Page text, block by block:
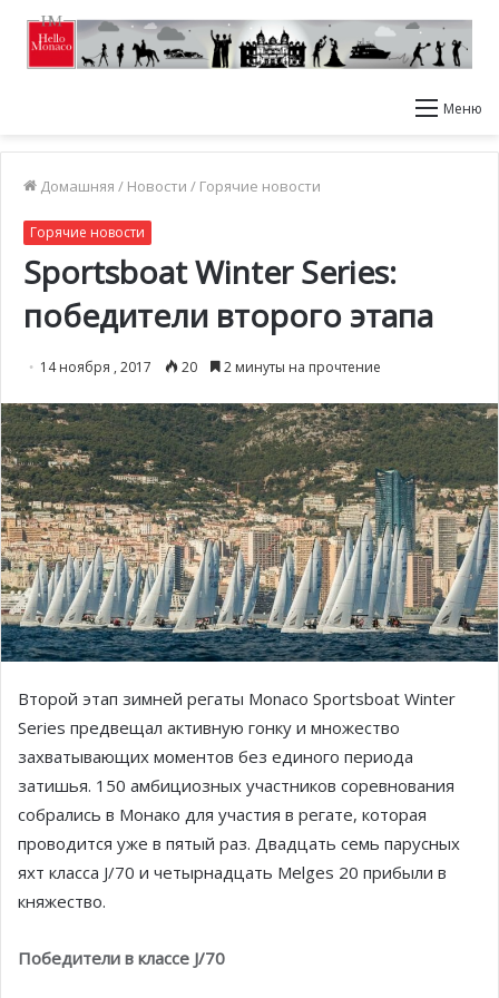
Меню
Домашняя / Новости / Горячие новости
Горячие новости
Sportsboat Winter Series:
победители второго этапа
14 ноября , 2017 20 2 минуты на прочтение
Второй этап зимней регаты Monaco Sportsboat Winter
Series предвещал активную гонку и множество
захватывающих моментов без единого периода
затишья. 150 амбициозных участников соревнования
собрались в Монако для участия в регате, которая
проводится уже в пятый раз. Двадцать семь парусных
яхт класса J/70 и четырнадцать Melges 20 прибыли в
княжество.
Победители в классе J/70